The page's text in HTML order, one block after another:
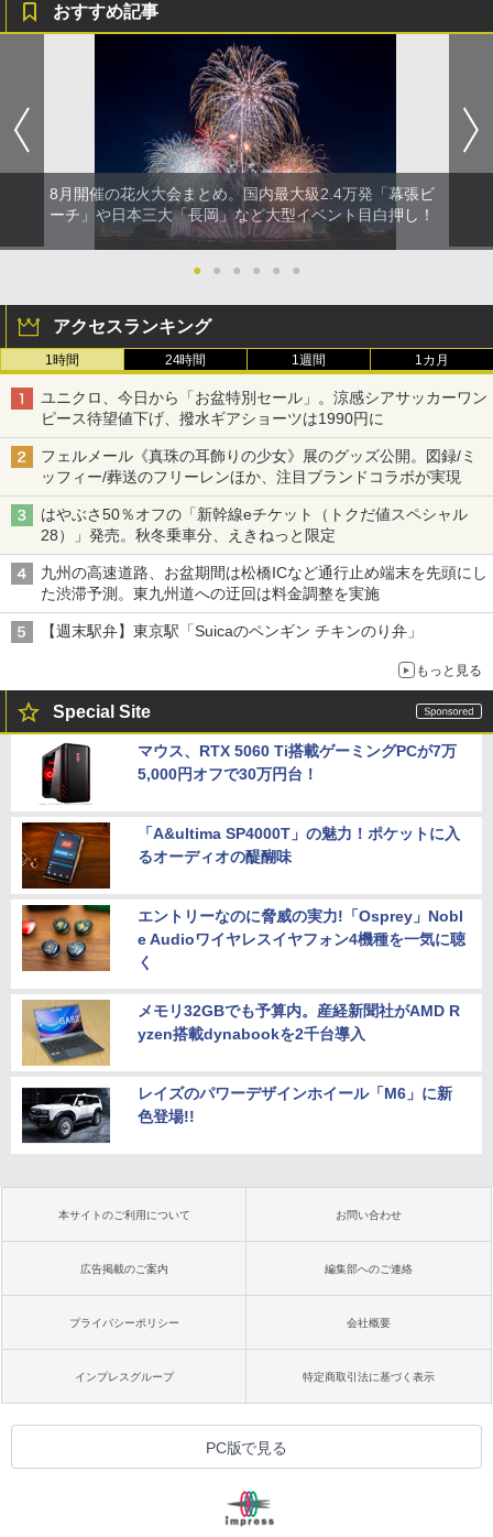
おすすめ記事
8月開催の花火大会まとめ。国内最大級2.4万発「幕張ビ
ーチ」や日本三大「長岡」など大型イベント目白押し！
● ● ● ● ● ●
アクセスランキング
1時間 24時間 1週間 1カ月
ユニクロ、今日から「お盆特別セール」。涼感シアサッカーワン
ピース待望値下げ、撥水ギアショーツは1990円に
フェルメール《真珠の耳飾りの少女》展のグッズ公開。図録/ミ
ッフィー/葬送のフリーレンほか、注目ブランドコラボが実現
はやぶさ50％オフの「新幹線eチケット（トクだ値スペシャル
28）」発売。秋冬乗車分、えきねっと限定
九州の高速道路、お盆期間は松橋ICなど通行止め端末を先頭にし
た渋滞予測。東九州道への迂回は料金調整を実施
【週末駅弁】東京駅「Suicaのペンギン チキンのり弁」
もっと見る
Special Site
マウス、RTX 5060 Ti搭載ゲーミングPCが7万
5,000円オフで30万円台！
「A&ultima SP4000T」の魅力！ポケットに入
るオーディオの醍醐味
エントリーなのに脅威の実力!「Osprey」Nobl
e Audioワイヤレスイヤフォン4機種を一気に聴
く
メモリ32GBでも予算内。産経新聞社がAMD R
yzen搭載dynabookを2千台導入
レイズのパワーデザインホイール「M6」に新
色登場!!
本サイトのご利用について お問い合わせ
広告掲載のご案内 編集部へのご連絡
プライバシーポリシー 会社概要
インプレスグループ 特定商取引法に基づく表示
PC版で見る